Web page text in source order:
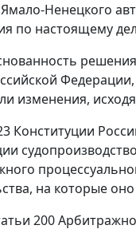
Ненецкого
по настоящему
изменения,
Конституции
на которые
200